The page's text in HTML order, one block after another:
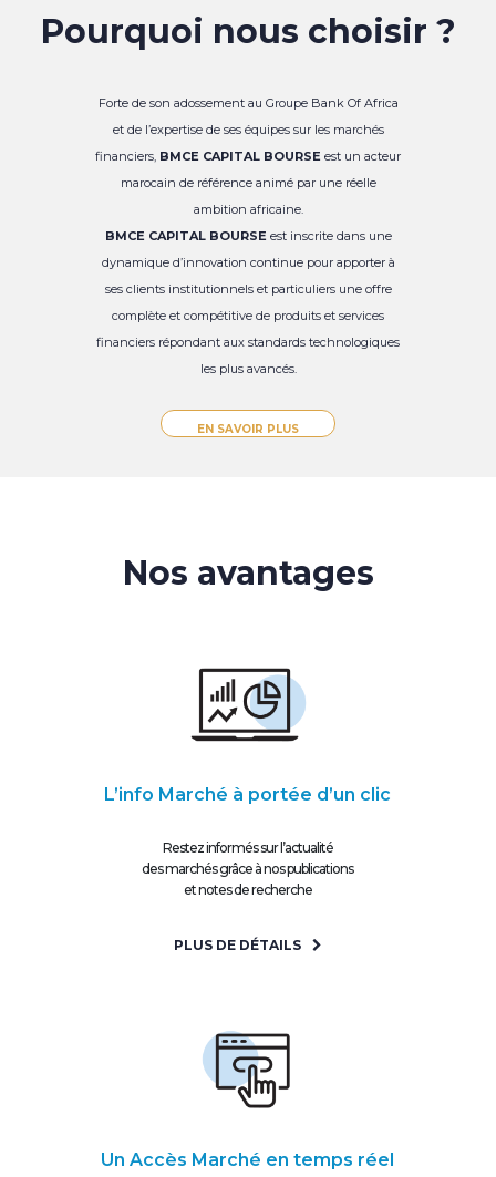
Pourquoi nous choisir ?
Forte de son adossement au Groupe Bank Of Africa
et de l’expertise de ses équipes sur les marchés
financiers, BMCE CAPITAL BOURSE est un acteur
marocain de référence animé par une réelle
ambition africaine.
BMCE CAPITAL BOURSEest inscrite dans une
dynamique d’innovation continue pour apporter à
ses clients institutionnels et particuliers une offre
complète et compétitive de produits et services
financiers répondant aux standards technologiques
les plus avancés.
EN SAVOIR PLUS
Nos avantages
L’info Marché à portée d’un clic
Restez informés sur l’actualité
des marchés grâce à nos publications
et notes de recherche
PLUS DE DÉTAILS
Un Accès Marché en temps réel